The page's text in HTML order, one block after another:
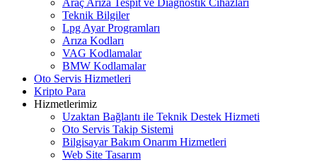
Araç Arıza Tespit ve Diagnostik Cihazları
Teknik Bilgiler
Lpg Ayar Programları
Arıza Kodları
VAG Kodlamalar
BMW Kodlamalar
Oto Servis Hizmetleri
Kripto Para
Hizmetlerimiz
Uzaktan Bağlantı ile Teknik Destek Hizmeti
Oto Servis Takip Sistemi
Bilgisayar Bakım Onarım Hizmetleri
Web Site Tasarım